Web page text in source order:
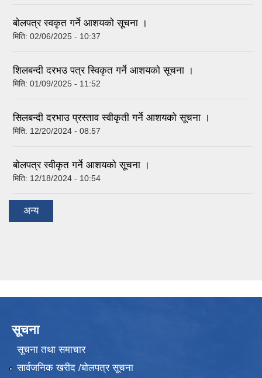
बाेलपत्र स्वकृत गर्ने आशयकाे सूचना ।
मिति: 02/06/2025 - 10:37
शिलबन्दी दरभउ पत्र स्विकृत गर्ने आशयकाे सूचना ।
मिति: 01/09/2025 - 11:52
सिलबन्दी दरभाउ प्रस्ताव स्वीकृती गर्ने आशयकाे सूचना ।
मिति: 12/20/2024 - 08:57
बोलपत्र स्वीकृत गर्ने आशयको सूचना ।
मिति: 12/18/2024 - 10:54
अन्य
सूचना
सूचना तथा समाचार
सार्वजनिक खरीद /बोलपत्र सूचना